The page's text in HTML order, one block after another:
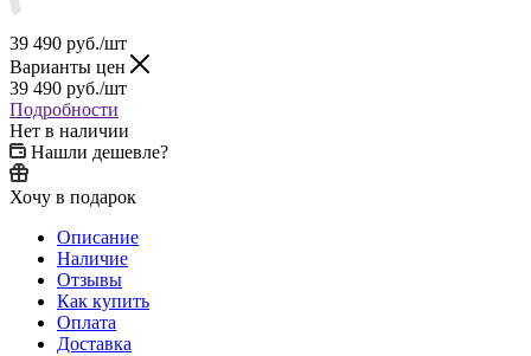
39 490 руб./шт
Варианты цен
39 490 руб./шт
Подробности
Нет в наличии
Нашли дешевле?
Хочу в подарок
Описание
Наличие
Отзывы
Как купить
Оплата
Доставка